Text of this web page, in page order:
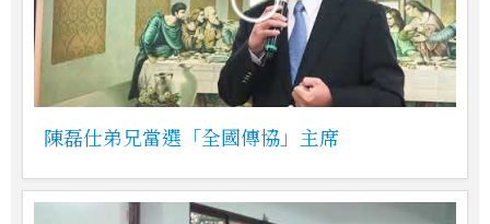
陳磊仕弟兄當選「全國傳協」主席